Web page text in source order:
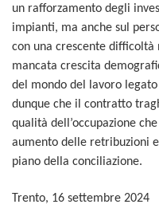
un rafforzamento degli
impianti, ma anche sul
con una crescente
mancata crescita
del mondo del lavoro
dunque che il contratto
qualità dell’occupazione
aumento delle retribuzioni
piano della conciliazione.
Trento, 16 settembre 2024